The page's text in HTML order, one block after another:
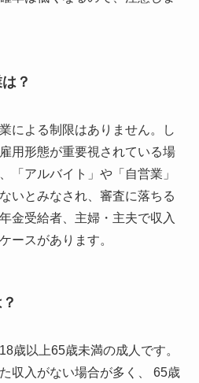
？
による制限はありません。し
用形態が重要視されている場
「アルバイト」や「自営業」
いとみなされ、審査に落ちる
金受給者、主婦・主夫で収入
ースがあります。
歳以上65歳未満の成人です。
収入がない場合が多く、 65歳